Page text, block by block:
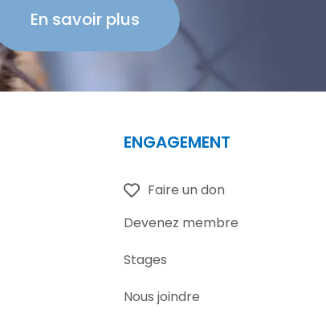
En savoir plus
ENGAGEMENT
Faire un don
Devenez membre
Stages
Nous joindre